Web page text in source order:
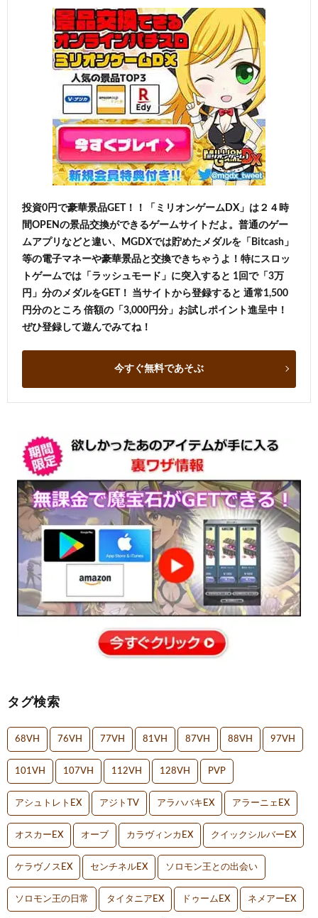
投資0円で豪華景品GET！！「ミリオンゲームDX」は２４時
間OPENの景品交換ができるゲームサイトだよ。普通のゲー
ムアプリなどと違い、MGDXでは貯めたメダルを「Bitcash」
等の電子マネーや豪華景品と交換できちゃうよ！特にスロッ
トゲームでは「ラッシュモード」に突入すると 1回で「3万
円」分のメダルをGET！ 当サイトから登録すると 通常1,500
円分のところ 倍額の「3,000円分」お試しポイント進呈中！
ぜひ登録して遊んでみてね！
今すぐ無料であそぶ
タグ検索
68VH 76VH 77VH 81VH 87VH 88VH 97VH
101VH 107VH 112VH 128VH PVP
アシュトレトEX アジトTV アラハバキEX アラーニェEX
オスカーEX オーブ カラヴィンカEX クイックシルバーEX
ケラヴノスEX センチネルEX ソロモン王との出会い
ソロモン王の日常 タイタニアEX ドゥームEX ネメアーEX